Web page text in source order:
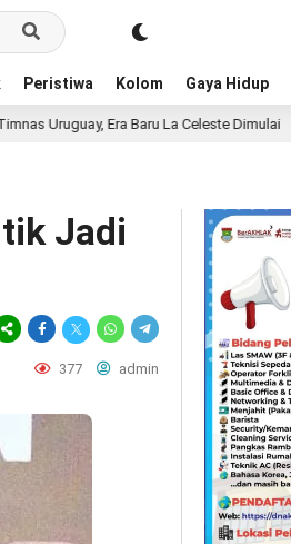
Peristiwa Kolom Gaya Hidup
Baru La Celeste Dimulai 10 jam lalu
Jadi
377 admin